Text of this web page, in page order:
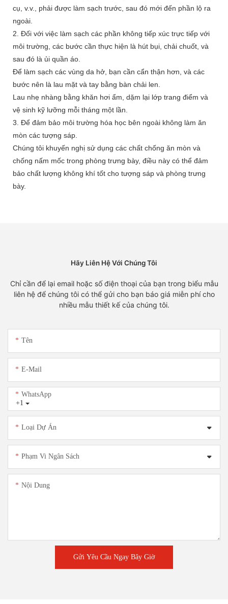
cụ, v.v., phải được làm sạch trước, sau đó mới đến phần lộ ra
ngoài.
2. Đối với việc làm sạch các phần không tiếp xúc trực tiếp với
môi trường, các bước cần thực hiện là hút bụi, chải chuốt, và
sau đó là ủi quần áo.
Để làm sạch các vùng da hở, bạn cần cẩn thận hơn, và các
bước nên là lau mặt và tay bằng bàn chải len.
Lau nhẹ nhàng bằng khăn hơi ẩm, dặm lại lớp trang điểm và
vệ sinh kỹ lưỡng mỗi tháng một lần.
3. Để đảm bảo môi trường hóa học bên ngoài không làm ăn
mòn các tượng sáp.
Chúng tôi khuyến nghị sử dụng các chất chống ăn mòn và
chống nấm mốc trong phòng trưng bày, điều này có thể đảm
bảo chất lượng không khí tốt cho tượng sáp và phòng trưng
bày.
Hãy Liên Hệ Với Chúng Tôi
Chỉ cần để lại email hoặc số điện thoại của bạn trong biểu mẫu
liên hệ để chúng tôi có thể gửi cho bạn báo giá miễn phí cho
nhiều mẫu thiết kế của chúng tôi.
Tên
E-Mail
+1
WhatsApp
Loại Dự Án
Phạm Vi Ngân Sách
Nội Dung
Gửi Yêu Cầu Ngay Bây Giờ